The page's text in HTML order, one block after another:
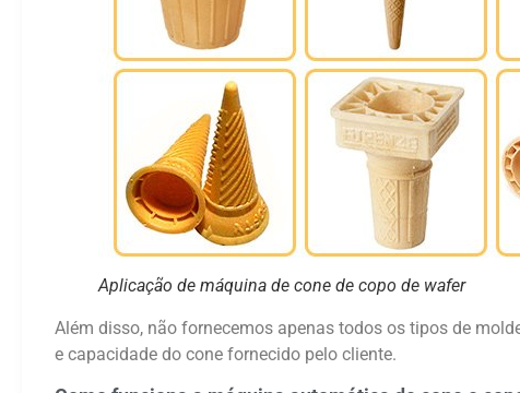
Aplicação de máquina de cone de copo de wafer
Além disso, não fornecemos apenas todos os tipos de
e capacidade do cone fornecido pelo cliente.